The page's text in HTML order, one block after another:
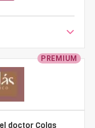
PREMIUM
doctor Colas